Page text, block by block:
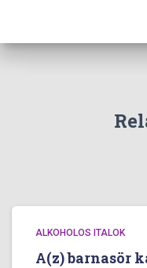
ALKOHOLOS ITALOK
A(z) barnasör